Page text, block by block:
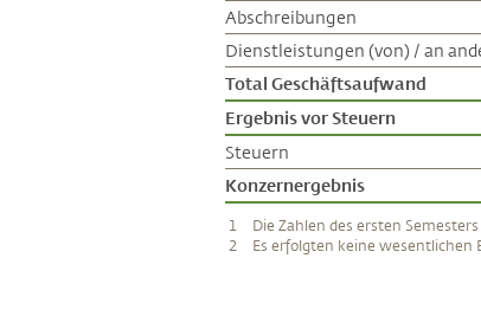
Abschreibungen
Dienstleistungen (von) / an
Total Geschäftsaufwand
Ergebnis vor Steuern
Steuern
Konzernergebnis
1
Die Zahlen des ersten
2
Es erfolgten keine wesentlichen